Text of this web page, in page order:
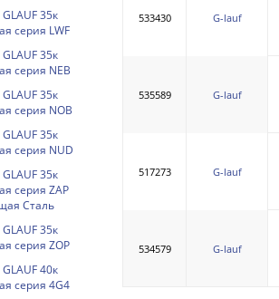
533430 G-lauf
535589 G-lauf
517273 G-lauf
534579 G-lauf
35к
серия LWF
35к
серия NEB
35к
серия NOB
35к
серия NUD
35к
серия ZAP
Сталь
35к
серия ZOP
40к
серия 4G4